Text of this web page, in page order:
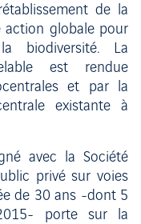
de la
globale pour
biodiversité. La
est rendue
et par la
existante à
avec la Société
privé sur voies
de 30 ans -dont 5
porte sur la